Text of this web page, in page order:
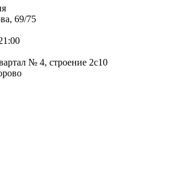
69/75
№ 4, строение 2с10